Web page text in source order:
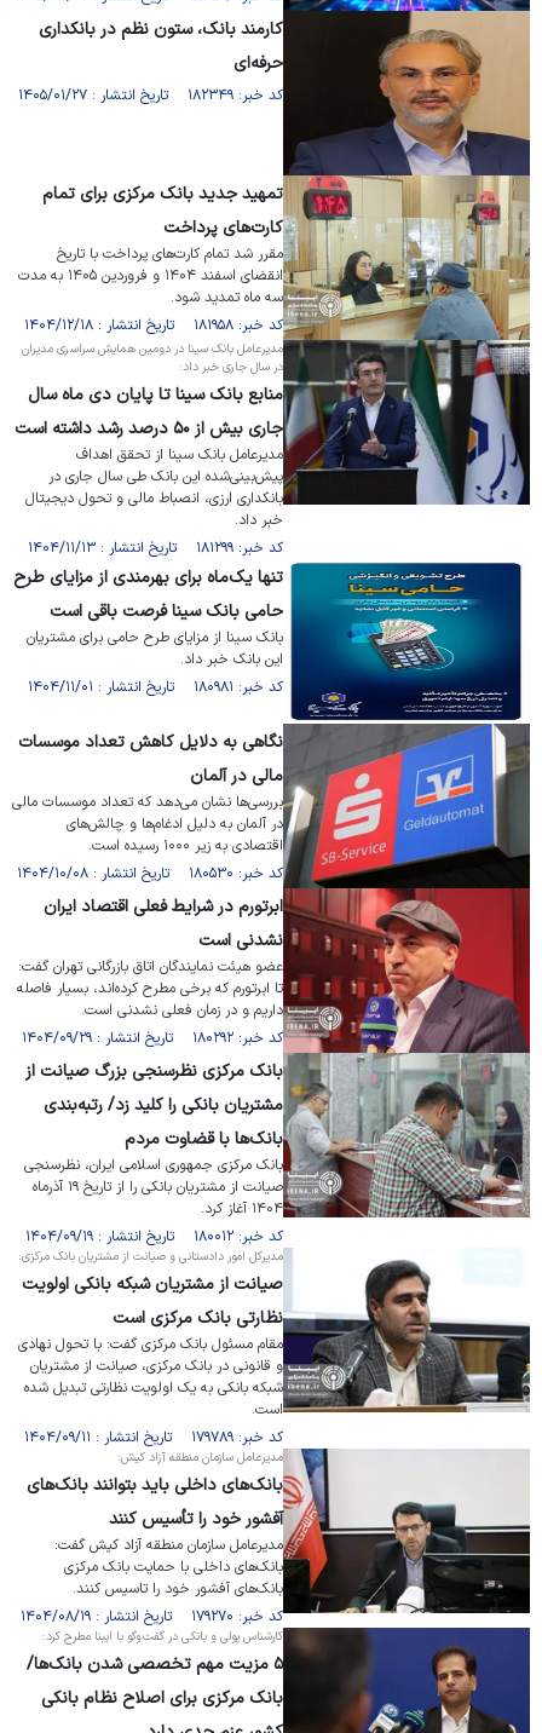
کارمند بانک، ستون نظم در بانکداری
حرفه‌ای
کد خبر: ۱۸۲۳۴۹ تاریخ انتشار : ۱۴۰۵/۰۱/۲۷
تمهید جدید بانک مرکزی برای تمام
کارت‌های پرداخت
مقرر شد تمام کارت‌های پرداخت با تاریخ
انقضای اسفند ۱۴۰۴ و فروردین ۱۴۰۵ به مدت
سه ماه تمدید شود.
کد خبر: ۱۸۱۹۵۸ تاریخ انتشار : ۱۴۰۴/۱۲/۱۸
مدیرعامل بانک سینا در دومین همایش سراسری مدیران
در سال جاری خبر داد:
منابع بانک سینا تا پایان دی ماه سال
جاری بیش از ۵۰ درصد رشد داشته است
مدیرعامل بانک سینا از تحقق اهداف
پیش‌بینی‌شده این بانک طی سال جاری در
بانکداری ارزی، انصباط مالی و تحول دیجیتال
خبر داد.
کد خبر: ۱۸۱۲۹۹ تاریخ انتشار : ۱۴۰۴/۱۱/۱۳
تنها یک‌ماه برای بهرمندی از مزایای طرح
حامی بانک سینا فرصت باقی است
بانک سینا از مزایای طرح حامی برای مشتریان
این بانک خبر داد.
کد خبر: ۱۸۰۹۸۱ تاریخ انتشار : ۱۴۰۴/۱۱/۰۱
نگاهی به دلایل کاهش تعداد موسسات
مالی در آلمان
بررسی‌ها نشان می‌دهد که تعداد موسسات مالی
در آلمان به دلیل ادغام‌ها و چالش‌های
اقتصادی به زیر ۱۰۰۰ رسیده است.
کد خبر: ۱۸۰۵۳۰ تاریخ انتشار : ۱۴۰۴/۱۰/۰۸
ابرتورم در شرایط فعلی اقتصاد ایران
نشدنی است
عضو هیئت نمایندگان اتاق بازرگانی تهران گفت:
تا ابرتورم که برخی مطرح کرده‌اند، بسیار فاصله
داریم و در زمان فعلی نشدنی است.
کد خبر: ۱۸۰۲۹۲ تاریخ انتشار : ۱۴۰۴/۰۹/۲۹
بانک مرکزی نظرسنجی بزرگ صیانت از
مشتریان بانکی را کلید زد/ رتبه‌بندی
بانک‌ها با قضاوت مردم
بانک مرکزی جمهوری اسلامی ایران، نظرسنجی
صیانت از مشتریان بانکی را از تاریخ ۱۹ آذرماه
۱۴۰۴ آغاز کرد.
کد خبر: ۱۸۰۰۱۲ تاریخ انتشار : ۱۴۰۴/۰۹/۱۹
مدیرکل امور دادستانی و صیانت از مشتریان بانک مرکزی:
صیانت از مشتریان شبکه بانکی اولویت
نظارتی بانک مرکزی است
مقام مسئول بانک مرکزی گفت: با تحول نهادی
و قانونی در بانک مرکزی، صیانت از مشتریان
شبکه بانکی به یک اولویت نظارتی تبدیل شده
است.
کد خبر: ۱۷۹۷۸۹ تاریخ انتشار : ۱۴۰۴/۰۹/۱۱
مدیرعامل سازمان منطقه آزاد کیش:
بانک‌های داخلی باید بتوانند بانک‌های
آفشور خود را تأسیس کنند
مدیرعامل سازمان منطقه آزاد کیش گفت:
بانک‌های داخلی با حمایت بانک مرکزی
بانک‌های آفشور خود را تاسیس کنند.
کد خبر: ۱۷۹۲۷۰ تاریخ انتشار : ۱۴۰۴/۰۸/۱۹
کارشناس پولی و بانکی در گفت‌و‌گو با ایبنا مطرح کرد:
۵ مزیت مهم تخصصی شدن بانک‌ها/
بانک مرکزی برای اصلاح نظام بانکی